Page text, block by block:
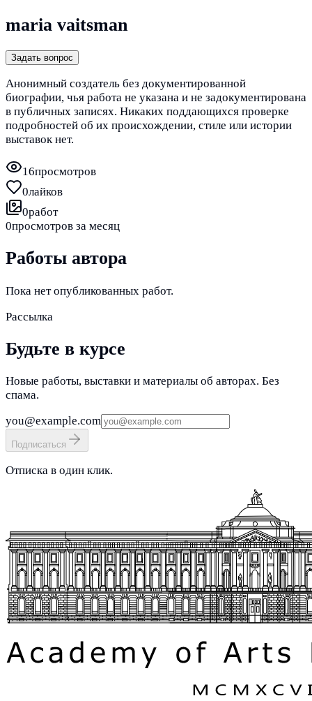
maria vaitsman
Задать вопрос
Анонимный создатель без документированной
биографии, чья работа не указана и не задокументирована
в публичных записях. Никаких поддающихся проверке
подробностей об их происхождении, стиле или истории
выставок нет.
16просмотров
0лайков
0работ
0просмотров за месяц
Работы автора
Пока нет опубликованных работ.
Рассылка
Будьте в курсе
Новые работы, выставки и материалы об авторах. Без
спама.
you@example.com
Подписаться
Отписка в один клик.